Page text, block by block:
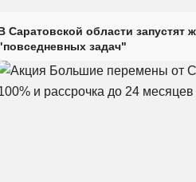
Саратовской области запустят
задач"